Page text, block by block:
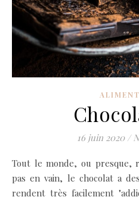
16 juin 2020 /
Tout le monde, ou presque, raffole du chocolat. Ce n'est
pas en vain, le chocolat a
rendent très facilement